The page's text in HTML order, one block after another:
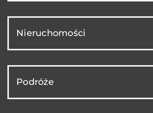
Nieruchomości
Podróże